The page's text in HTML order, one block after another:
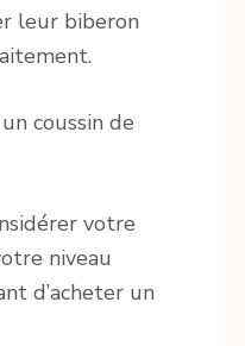
leur biberon
coussin de
votre
niveau
d’acheter un